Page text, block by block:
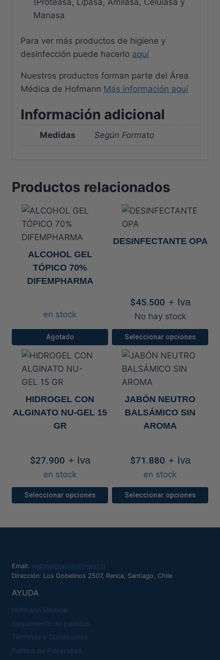
Manasa
Para ver más productos de higiene y
desinfección puede hacerlo aquí
Nuestros productos forman parte del Área
Médica de Hofmann Más información aquí
Información adicional
Medidas Según Formato
Productos relacionados
ALCOHOL GEL
TÓPICO 70%
DIFEMPHARMA
en stock
Agotado
DESINFECTANTE OPA
$45.500 + Iva
No hay stock
Seleccionar opciones
Este
producto
variantes.
Las
opciones
pueden
elegir
la
HIDROGEL CON
ALGINATO NU-GEL 15
GR
$27.900 + Iva
en stock
Seleccionar opciones
variantes.
Las
pueden
elegir
en
la
JABÓN NEUTRO
BALSÁMICO SIN
AROMA
$71.880 + Iva
en stock
Seleccionar opciones
Las
Email: webmedical@hofmann.cl
Dirección: Los Gobelinos 2507, Renca, Santiago, Chile
AYUDA
Hofmann Medical
Seguimiento de pedidos
Términos y Condiciones
Política de Privacidad